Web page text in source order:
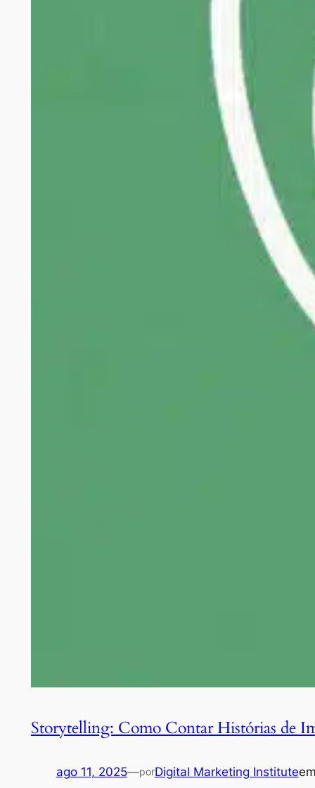
Storytelling: Como Contar Histórias de
ago 11, 2025—porDigital Marketing Institute